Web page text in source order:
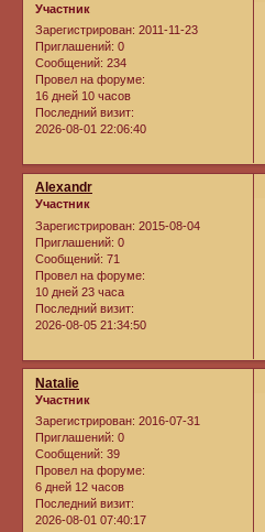
Участник
Зарегистрирован: 2011-11-23
Приглашений: 0
Сообщений: 234
Провел на форуме:
16 дней 10 часов
Последний визит:
2026-08-01 22:06:40
Alexandr
Участник
Зарегистрирован: 2015-08-04
Приглашений: 0
Сообщений: 71
Провел на форуме:
10 дней 23 часа
Последний визит:
2026-08-05 21:34:50
Natalie
Участник
Зарегистрирован: 2016-07-31
Приглашений: 0
Сообщений: 39
Провел на форуме:
6 дней 12 часов
Последний визит:
2026-08-01 07:40:17